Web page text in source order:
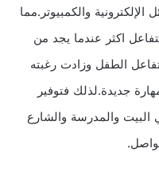
والكمبيوتر.مما
اكثر عندما يجد من
الطفل وزادت رغبته
جديدة.لذلك فتوفير
والمدرسة والشارع